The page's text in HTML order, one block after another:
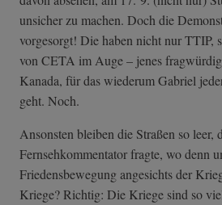
unsicher zu machen. Doch die
vorgesorgt! Die haben nicht nur TTIP,
von CETA im Auge – jenes
Kanada, für das wiederum Gabriel
geht. Noch.
Ansonsten bleiben die Straßen so leer,
Fernsehkommentator fragte, wo denn
Friedensbewegung angesichts der
Kriege? Richtig: Die Kriege sind so